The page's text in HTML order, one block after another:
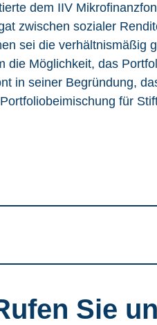
dem IIV
zwischen sozialer
sei die verhältnismäßig
die Möglichkeit, das
in seiner Begründung,
für
Sie